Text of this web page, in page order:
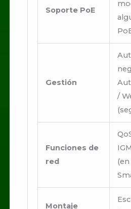
Soporte PoE
Gestión
/
Funciones de
red
Montaje